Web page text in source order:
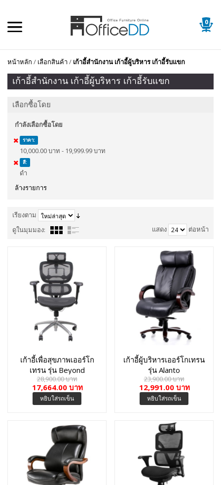
0
หน้าหลัก / เลือกสินค้า / เก้าอี้สำนักงาน เก้าอี้ผู้บริหาร เก้าอี้รับแขก
เก้าอี้สำนักงาน เก้าอี้ผู้บริหาร เก้าอี้รับแขก
เลือกซื้อโดย
กำลังเลือกซื้อโดย
ราคา:
10,000.00 บาท - 19,999.99 บาท
สี:
ดำ
ล้างรายการ
เรียงตาม
ดูในมุมมอง:
แสดง ต่อหน้า
เก้าอี้เพื่อสุขภาพเออร์โก
เทรน รุ่น Beyond
Signature-01GMM
28,900.00 บาท
17,664.00 บาท
หยิบใส่รถเข็น
เก้าอี้ผู้บริหารเออร์โกเทรน
รุ่น Alanto
23,900.00 บาท
12,991.00 บาท
หยิบใส่รถเข็น